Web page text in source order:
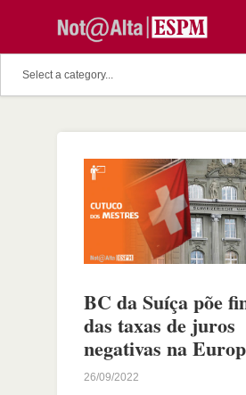
BC da Suíça põe
das taxas de juros
negativas na
26/09/2022